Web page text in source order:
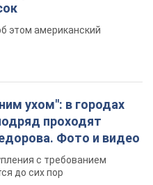
этом американский
ухом": в городах
проходят
Фото и видео
с требованием
до сих пор